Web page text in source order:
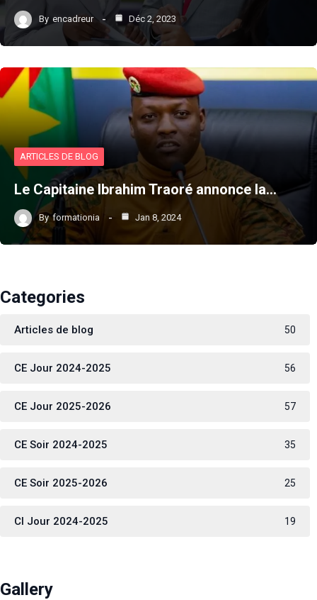
By encadreur Déc 2, 2023
ARTICLES DE BLOG
Le Capitaine Ibrahim Traoré annonce la…
By formationia Jan 8, 2024
Categories
Articles de blog 50
CE Jour 2024-2025 56
CE Jour 2025-2026 57
CE Soir 2024-2025 35
CE Soir 2025-2026 25
CI Jour 2024-2025 19
Gallery